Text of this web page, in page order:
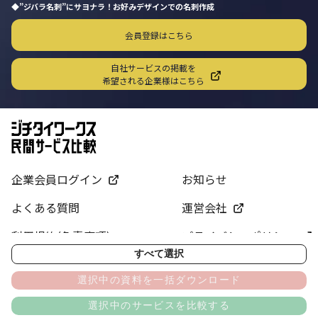
すべて選択
選択中の資料を一括ダウンロード
選択中のサービスを比較する
”ジバラ名刺”にサヨナラ！お好みデザインでの名刺作成
会員登録はこちら
自社サービスの掲載を
希望される企業様はこちら
企業会員ログイン
お知らせ
よくある質問
運営会社
利用規約(免責事項)
プライバシーポリシー
サイトマップ
お問い合わせ
2024 JICHITAI WORKS, INC.